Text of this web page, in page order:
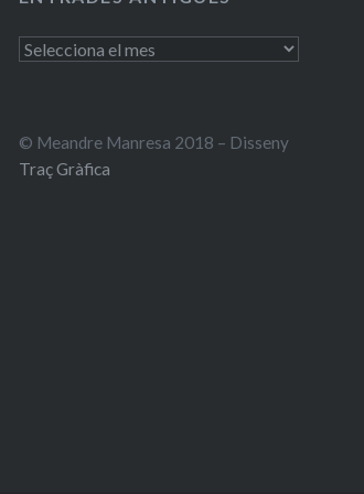
Entrades
© Meandre Manresa 2018 – Disseny
Traç Gràfica